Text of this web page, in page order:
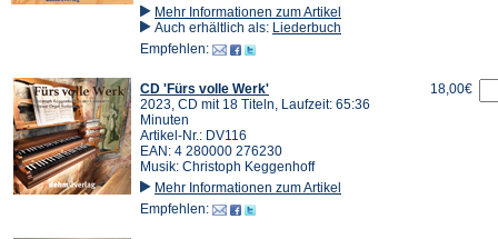
Mehr Informationen zum Artikel
Auch erhältlich als: Liederbuch
Empfehlen:
CD 'Fürs volle Werk'
2023, CD mit 18 Titeln, Laufzeit: 65:36
Minuten
Artikel-Nr.: DV116
EAN: 4 280000 276230
Musik: Christoph Keggenhoff
Mehr Informationen zum Artikel
Empfehlen:
18,00€